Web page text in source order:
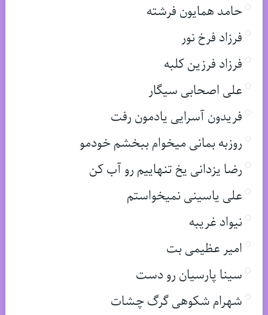
حامد همایون فرشته
فرزاد فرخ نور
فرزاد فرزین کلبه
علی اصحابی سیگار
فریدون آسرایی یادمون رفت
روزبه بمانی میخوام ببخشم خودمو
رضا یزدانی یخ تنهاییم رو آب کن
علی یاسینی نمیخواستم
نیواد غریبه
امیر عظیمی بت
سینا پارسیان رو دست
شهرام شکوهی گرگ چشات